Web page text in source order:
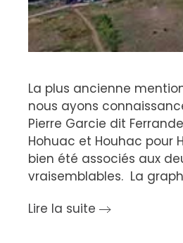
La plus ancienne
nous ayons
Pierre Garcie dit
Hohuac et Houhac pour
bien été associés aux
vraisemblables. La
Lire la suite